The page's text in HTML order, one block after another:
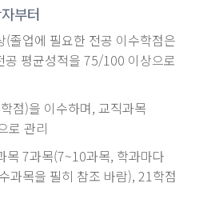
부터
졸업에 필요한 전공 이수학점은
공 평균성적을 75/100 이상으로
점)을 이수하며, 교직과목
로 관리
목 7과목(7~10과목, 학과마다
과목을 필히 참조 바람), 21학점